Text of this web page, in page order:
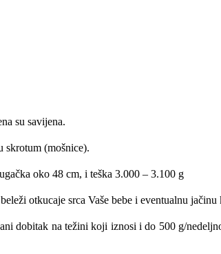
su savijena.
skrotum (mošnice).
oko 48 cm, i teška 3.000 – 3.100 g
otkucaje srca Vaše bebe i eventualnu jačinu
dobitak na težini koji iznosi i do 500 g/